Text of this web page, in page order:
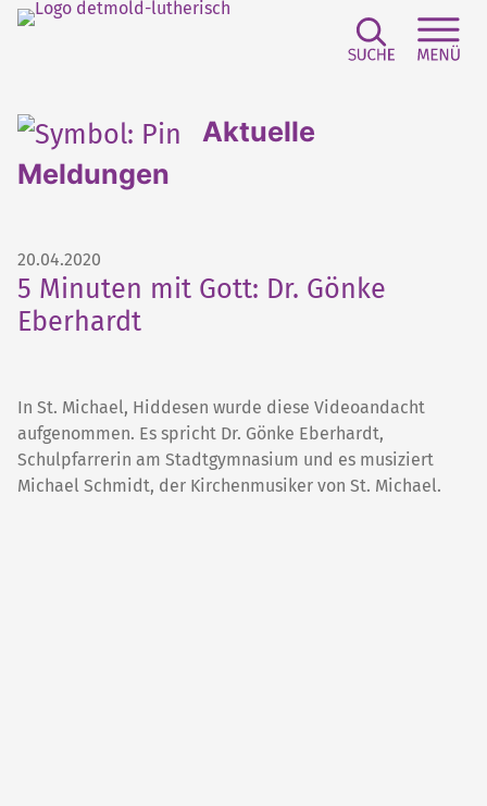
Aktuelle
Meldungen
20.04.2020
5 Minuten mit Gott: Dr. Gönke
Eberhardt
In St. Michael, Hiddesen wurde diese Videoandacht
aufgenommen. Es spricht Dr. Gönke Eberhardt,
Schulpfarrerin am Stadtgymnasium und es musiziert
Michael Schmidt, der Kirchenmusiker von St. Michael.